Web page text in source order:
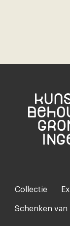
Footer-
menu
Collectie
Schenken van